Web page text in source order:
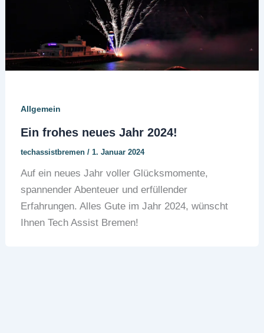
Allgemein
Ein frohes neues Jahr 2024!
techassistbremen / 1. Januar 2024
Auf ein neues Jahr voller Glücksmomente,
spannender Abenteuer und erfüllender
Erfahrungen. Alles Gute im Jahr 2024, wünscht
Ihnen Tech Assist Bremen!